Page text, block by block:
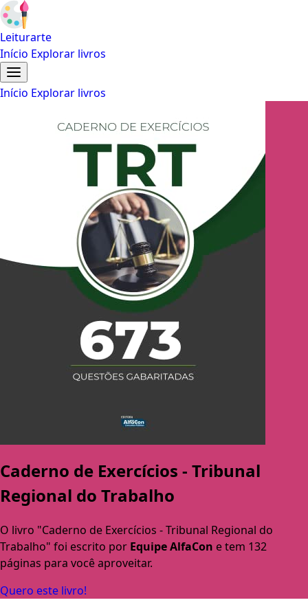
Leiturarte
Início Explorar livros
Início Explorar livros
Caderno de Exercícios - Tribunal
Regional do Trabalho
O livro "Caderno de Exercícios - Tribunal Regional do
Trabalho" foi escrito por Equipe AlfaCon e tem 132
páginas para você aproveitar.
Quero este livro!